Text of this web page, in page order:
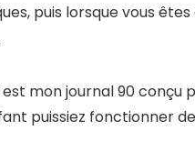
puis lorsque vous
est mon journal 90
puissiez fonctionner